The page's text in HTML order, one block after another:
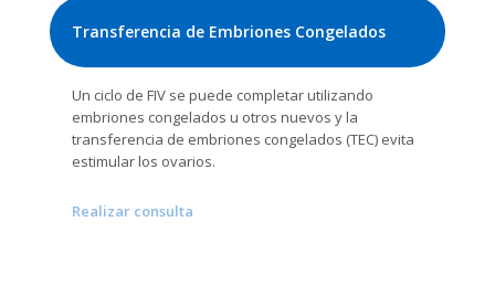
Transferencia de Embriones Congelados
Un ciclo de FIV se puede completar utilizando
embriones congelados u otros nuevos y la
transferencia de embriones congelados (TEC) evita
estimular los ovarios.
Realizar consulta